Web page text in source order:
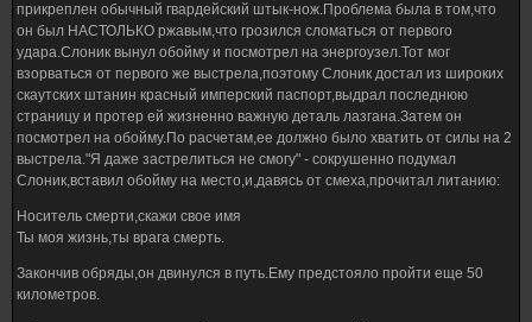
прикреплен обычный гвардейский штык-нож.Проблема была в том,что
он был НАСТОЛЬКО ржавым,что грозился сломаться от первого
удара.Слоник вынул обойму и посмотрел на энергоузел.Тот мог
взорваться от первого же выстрела,поэтому Слоник достал из широких
скаутских штанин красный имперский паспорт,выдрал последнюю
страницу и протер ей жизненно важную деталь лазгана.Затем он
посмотрел на обойму.По расчетам,ее должно было хватить от силы на 2
выстрела."Я даже застрелиться не смогу" - сокрушенно подумал
Слоник,вставил обойму на место,и,давясь от смеха,прочитал литанию:
Носитель смерти,скажи свое имя
Ты моя жизнь,ты врага смерть.
Закончив обряды,он двинулся в путь.Ему предстояло пройти еще 50
километров.